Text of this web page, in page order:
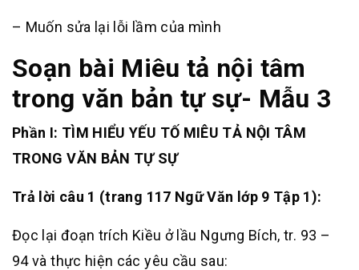
– Muốn sửa lại lỗi lầm của mình
Soạn bài Miêu tả nội tâm
trong văn bản tự sự- Mẫu 3
Phần I: TÌM HIỂU YẾU TỐ MIÊU TẢ NỘI TÂM
TRONG VĂN BẢN TỰ SỰ
Trả lời câu 1 (trang 117 Ngữ Văn lớp 9 Tập 1):
Đọc lại đoạn trích Kiều ở lầu Ngưng Bích, tr. 93 –
94 và thực hiện các yêu cầu sau: